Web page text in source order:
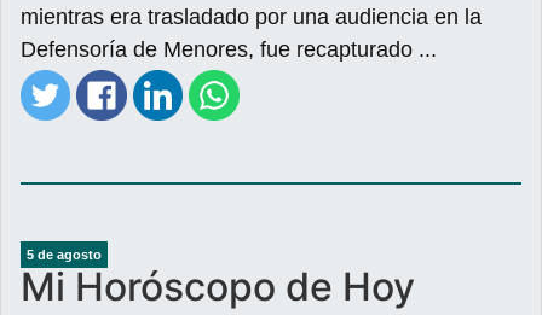
mientras era trasladado por una audiencia en la
Defensoría de Menores, fue recapturado ...
5 de agosto
Mi Horóscopo de Hoy